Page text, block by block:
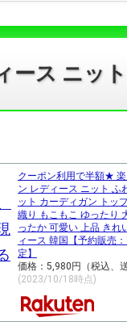
ース ニット
クーポン利用で半額★
ン レディース ニット ふ
ット カーディガン トッ
織り もこもこ ゆったり
ったか 可愛い 上品 きれ
ィース 韓国【予約販売
定】
価格：5,980円（税込、
(2023/10/18時点)